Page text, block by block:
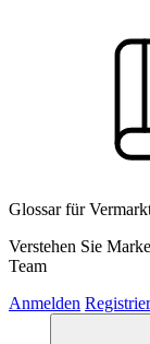
Glossar für
Verstehen Sie
Team
Anmelden